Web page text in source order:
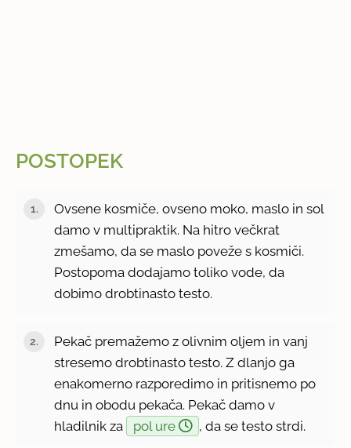
POSTOPEK
Ovsene kosmiče, ovseno moko, maslo in sol
damo v multipraktik. Na hitro večkrat
zmešamo, da se maslo poveže s kosmiči.
Postopoma dodajamo toliko vode, da
dobimo drobtinasto testo.
Pekač premažemo z olivnim oljem in vanj
stresemo drobtinasto testo. Z dlanjo ga
enakomerno razporedimo in pritisnemo po
dnu in obodu pekača. Pekač damo v
hladilnik za
pol ure , da se testo strdi.